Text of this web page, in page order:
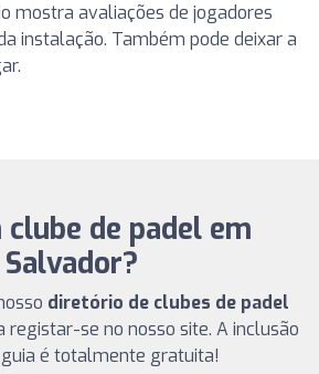
mostra avaliações de jogadores
instalação. Também pode deixar a
de padel em
Salvador?
diretório de clubes de padel
registar-se no nosso site. A inclusão
é totalmente gratuita!